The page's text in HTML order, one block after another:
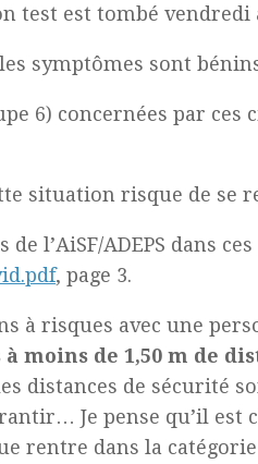
test est tombé
symptômes sont
6) concernées par ces
situation risque de se
l’AiSF/ADEPS dans
, page 3.
à risques avec une
moins de 1,50 m de
distances de sécurité
Je pense qu’il est
rentre dans la